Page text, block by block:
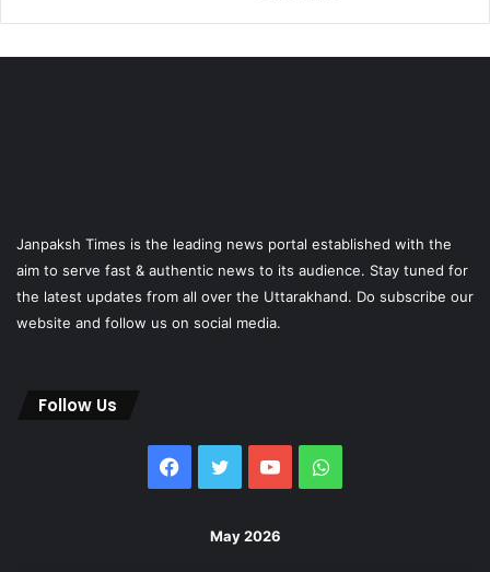
Janpaksh Times is the leading news portal established with the
aim to serve fast & authentic news to its audience. Stay tuned for
the latest updates from all over the Uttarakhand. Do subscribe our
website and follow us on social media.
Follow Us
Facebook
Twitter YouTubeWhatsApp
May 2026